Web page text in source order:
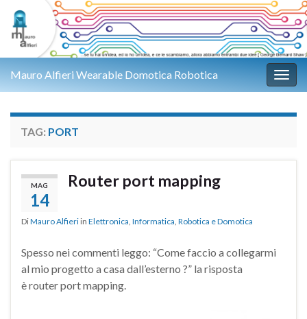
Mauro Alfieri Wearable Domotica Robotica
TAG: PORT
MAG
14
Router port mapping
DiMauro Alfieri in Elettronica, Informatica, Robotica e Domotica
Spesso nei commenti leggo: “Come faccio a collegarmi
al mio progetto a casa dall’esterno ?” la risposta
è router port mapping.